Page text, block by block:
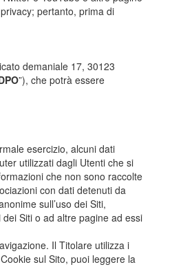
pertanto, prima di
demaniale 17, 30123
”), che potrà essere
esercizio, alcuni dati
utilizzati dagli Utenti che si
che non sono raccolte
con dati detenuti da
sull’uso dei Siti,
Siti o ad altre pagine ad essi
Il Titolare utilizza i
sul Sito, puoi leggere la